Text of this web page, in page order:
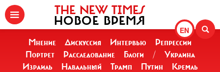
EN
THE NEW TIMES
НОВОЕ ВРЕМЯ
Мнение Дискуссия Интервью
Репрессии
Портрет
Расследование Блоги /
Украина
Израиль
Навальный Трамп Путин
Кремль